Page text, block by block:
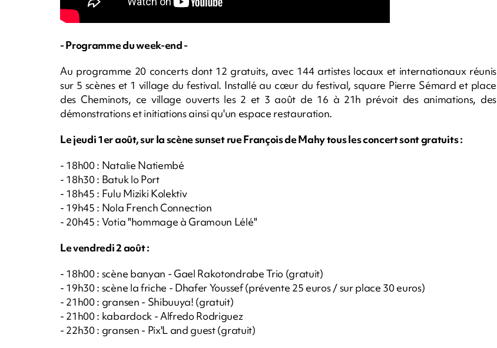
- Programme du week-end -
Au programme 20 concerts dont 12 gratuits, avec 144 artistes locaux et internationaux réunis
sur 5 scènes et 1 village du festival. Installé au cœur du festival, square Pierre Sémard et place
des Cheminots, ce village ouverts les 2 et 3 août de 16 à 21h prévoit des animations, des
démonstrations et initiations ainsi qu'un espace restauration.
Le jeudi 1er août, sur la scène sunset rue François de Mahy tous les concert sont gratuits :
- 18h00 : Natalie Natiembé
- 18h30 : Batuk lo Port
- 18h45 : Fulu Miziki Kolektiv
- 19h45 : Nola French Connection
- 20h45 : Votia "hommage à Gramoun Lélé"
Le vendredi 2 août :
- 18h00 : scène banyan - Gael Rakotondrabe Trio (gratuit)
- 19h30 : scène la friche - Dhafer Youssef (prévente 25 euros / sur place 30 euros)
- 21h00 : gransen - Shibuuya! (gratuit)
- 21h00 : kabardock - Alfredo Rodriguez
- 22h30 : gransen - Pix'L and guest (gratuit)